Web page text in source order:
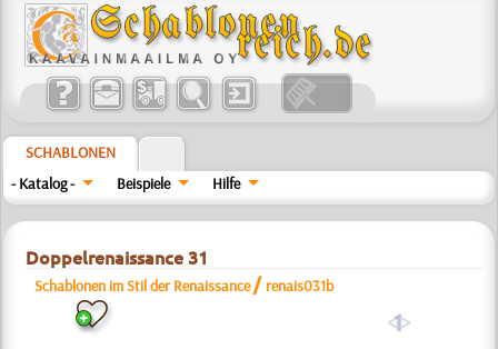
SCHABLONEN
- Katalog -
Beispiele Hilfe
Doppelrenaissance 31
Schablonen im Stil der Renaissance / renais031b
a